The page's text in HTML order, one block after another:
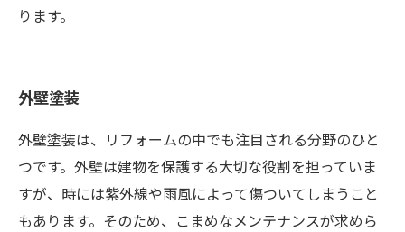
ります。
外壁塗装
外壁塗装は、リフォームの中でも注目される分野のひと
つです。外壁は建物を保護する大切な役割を担っていま
すが、時には紫外線や雨風によって傷ついてしまうこと
もあります。そのため、こまめなメンテナンスが求めら